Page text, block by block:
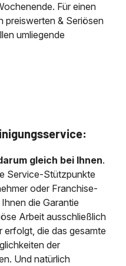
Für einen
preiswerten & Seriösen
umliegende
gleich bei Ihnen.
Service-Stützpunkte
oder Franchise-
die Garantie
Arbeit ausschließlich
erfolgt, die das gesamte
der
Und natürlich